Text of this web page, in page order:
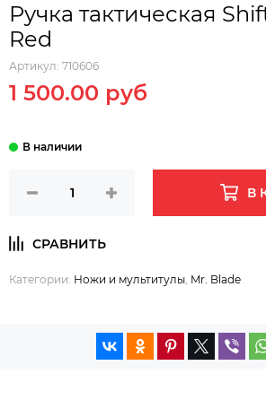
Ручка тактическая
Red
Артикул: 710606
1 500.00 руб
В
Категории: Ножи и мультитулы Mr. Blade